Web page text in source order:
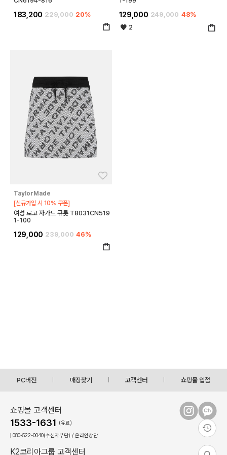
183,200 229,000 20% 129,000 249,000 48%
2
TaylorMade
[신규가입 시 10% 쿠폰]
여성 로고 자가드 큐롯 T8031CN519
1-100
129,000 239,000 46%
PC버전 매장찾기 고객센터 쇼핑몰 입점
쇼핑몰 고객센터
1533-1631 (유료)
080-522-0040(수신자부담) / 온라인상담
K2코리아그룹 고객센터